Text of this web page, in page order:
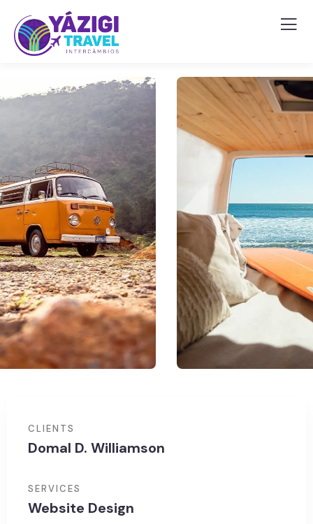
CLIENTS
Domal D. Williamson
SERVICES
Website Design